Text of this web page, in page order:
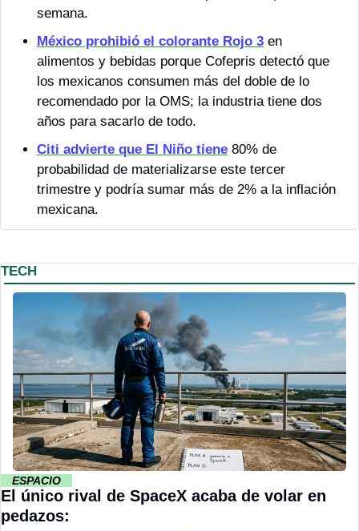
semana.
México prohibió el colorante Rojo 3 en
alimentos y bebidas porque Cofepris detectó que
los mexicanos consumen más del doble de lo
recomendado por la OMS; la industria tiene dos
años para sacarlo de todo.
Citi advierte que El Niño tiene 80% de
probabilidad de materializarse este tercer
trimestre y podría sumar más de 2% a la inflación
mexicana.
TECH
ESPACIO
El único rival de SpaceX acaba de volar en
pedazos: